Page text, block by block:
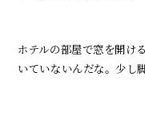
ホテルの部屋で窓を開け
いていないんだな。少し